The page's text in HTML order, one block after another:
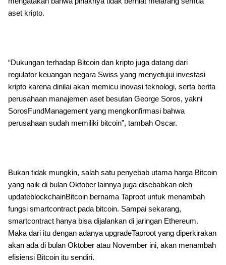
aset kripto.
“Dukungan terhadap Bitcoin dan kripto juga datang dari
regulator keuangan negara Swiss yang menyetujui investasi
kripto karena dinilai akan memicu inovasi teknologi, serta berita
perusahaan manajemen aset besutan George Soros, yakni
SorosFundManagement yang mengkonfirmasi bahwa
perusahaan sudah memiliki bitcoin”, tambah Oscar.
Bukan tidak mungkin, salah satu penyebab utama harga Bitcoin
yang naik di bulan Oktober lainnya juga disebabkan oleh
updateblockchainBitcoin bernama Taproot untuk menambah
fungsi smartcontract pada bitcoin. Sampai sekarang,
smartcontract hanya bisa dijalankan di jaringan Ethereum.
Maka dari itu dengan adanya upgradeTaproot yang diperkirakan
akan ada di bulan Oktober atau November ini, akan menambah
efisiensi Bitcoin itu sendiri.